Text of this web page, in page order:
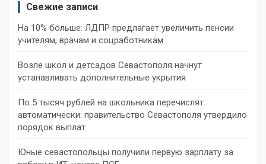
Свежие записи
На 10% больше: ЛДПР предлагает увеличить пенсии
учителям, врачам и соцработникам
Возле школ и детсадов Севастополя начнут
устанавливать дополнительные укрытия
По 5 тысяч рублей на школьника перечислят
автоматически: правительство Севастополя утвердило
порядок выплат
Юные севастопольцы получили первую зарплату за